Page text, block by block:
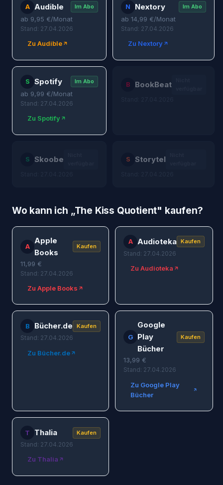
A Audible Im Abo
ab 9,95 €/Monat
Stand: 27.04.2026
Zu Audible
N Nextory Im Abo
ab 14,99 €/Monat
Stand: 27.04.2026
Zu Nextory
S Spotify Im Abo
ab 9,99 €/Monat
Stand: 27.04.2026
Zu Spotify
B BookBeat
S Skoobe S Storytel
Wo kann ich „The Kiss Quotient" kaufen?
A
Apple
Books
Kaufen
11,99 €
Stand: 27.04.2026
Zu Apple Books
A Audioteka Kaufen
Stand: 27.04.2026
Zu Audioteka
B Bücher.de Kaufen
Stand: 27.04.2026
Zu Bücher.de
G
Google
Play
Bücher
Kaufen
13,99 €
Stand: 27.04.2026
Zu Google Play
Bücher
T Thalia Kaufen
Stand: 27.04.2026
Zu Thalia